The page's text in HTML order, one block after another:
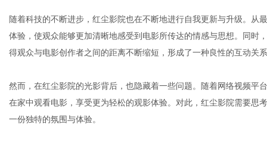
随着科技的不断进步，红尘影院也在不断地进行自我更新与升级。从
体验，使观众能够更加清晰地感受到电影所传达的情感与思想。同时
得观众与电影创作者之间的距离不断缩短，形成了一种良性的互动关
然而，在红尘影院的光影背后，也隐藏着一些问题。随着网络视频平
在家中观看电影，享受更为轻松的观影体验。对此，红尘影院需要思
一份独特的氛围与体验。